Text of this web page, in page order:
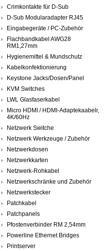
Crimkontakte für D-Sub
D-Sub Modularadapter RJ45
Eingabegeräte / PC-Zubehör
Flachbandkabel AWG28
RM1,27mm
Hygienemittel & Mundschutz
Kabelkonfektionierung
Keystone Jacks/Dosen/Panel
KVM Switches
LWL Glasfaserkabel
Micro HDMI / HDMI-Adaptekaabelr,
4K/60Hz
Netzwerk Switche
Netzwerk Werkzeuge / Zubehör
Netzwerkdosen
Netzwerkkarten
Netzwerk-Rohkabel
Netzwerkschränke und Zubehör
Netzwerkstecker
Patchkabel
Patchpanels
Pfostenverbinder RM 2,54mm
Powerline Ethernet Bridges
Printserver